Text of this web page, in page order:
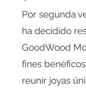
Por segunda
ha decidido
GoodWood
fines
reunir joyas